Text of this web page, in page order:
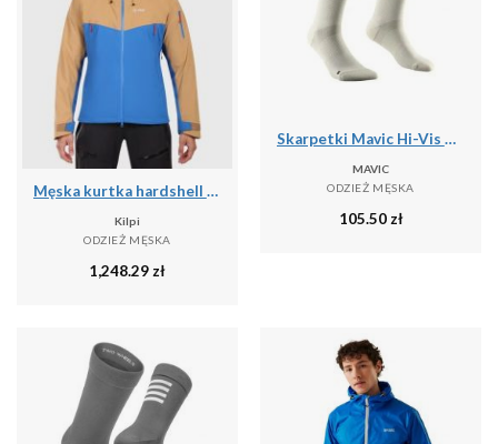
Męska kurtka hardshell Kilpi TRINITY-M
Kilpi
ODZIEŻ MĘSKA
1,248.29 zł
Skarpetki Mavic Hi-Vis High
MAVIC
ODZIEŻ MĘSKA
105.50 zł